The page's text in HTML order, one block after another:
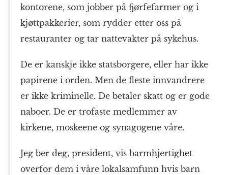
kontorene, som jobber på fjørfefarmer og i
kjøttpakkerier, som rydder etter oss på
restauranter og tar nattevakter på sykehus.
De er kanskje ikke statsborgere, eller har ikke
papirene i orden. Men de fleste innvandrere
er ikke kriminelle. De betaler skatt og er gode
naboer. De er trofaste medlemmer av
kirkene, moskeene og synagogene våre.
Jeg ber deg, president, vis barmhjertighet
overfor dem i våre lokalsamfunn hvis barn